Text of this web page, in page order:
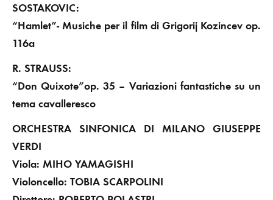
SOSTAKOVIC:
“Hamlet”- Musiche per il film di Grigorij Kozincev op.
116a
R. STRAUSS:
“Don Quixote”op. 35 – Variazioni fantastiche su un
tema cavalleresco
ORCHESTRA SINFONICA DI MILANO GIUSEPPE
VERDI
Viola: MIHO YAMAGISHI
Violoncello: TOBIA SCARPOLINI